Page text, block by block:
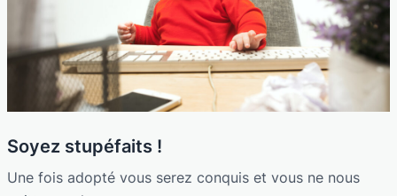
Soyez stupéfaits !
Une fois adopté vous serez conquis et vous ne nous